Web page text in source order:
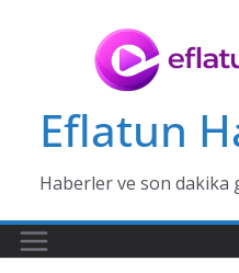
Eflatun
Haberler ve son